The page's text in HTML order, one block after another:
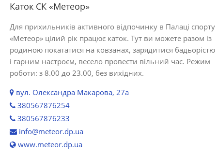
Каток СК «Метеор»
Для прихильників активного відпочинку в Палаці спорту
«Метеор» цілий рік працює каток. Тут ви можете разом із
родиною покататися на ковзанах, зарядитися бадьорістю
і гарним настроєм, весело провести вільний час. Режим
роботи: з 8.00 до 23.00, без вихідних.
вул. Олександра Макарова, 27а
380567876254
380567876233
info@meteor.dp.ua
www.meteor.dp.ua